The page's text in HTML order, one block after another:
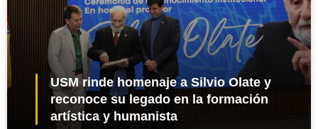
USM rinde homenaje a Silvio Olate y
reconoce su legado en la formación
artística y humanista